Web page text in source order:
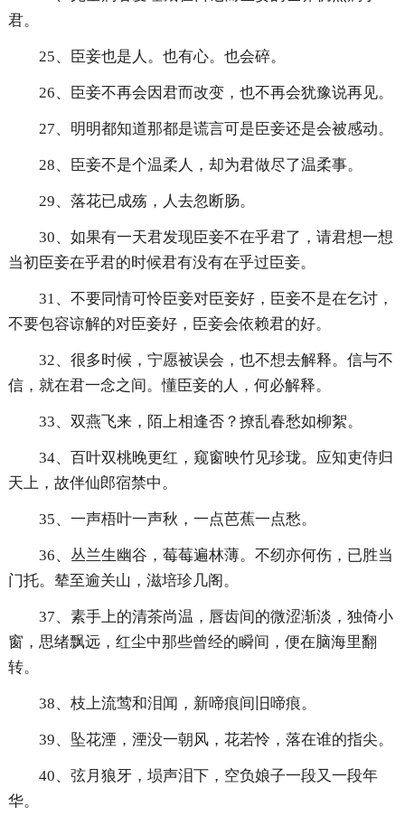
君。
25、臣妾也是人。也有心。也会碎。
26、臣妾不再会因君而改变，也不再会犹豫说再见。
27、明明都知道那都是谎言可是臣妾还是会被感动。
28、臣妾不是个温柔人，却为君做尽了温柔事。
29、落花已成殇，人去忽断肠。
30、如果有一天君发现臣妾不在乎君了，请君想一想
当初臣妾在乎君的时候君有没有在乎过臣妾。
31、不要同情可怜臣妾对臣妾好，臣妾不是在乞讨，
不要包容谅解的对臣妾好，臣妾会依赖君的好。
32、很多时候，宁愿被误会，也不想去解释。信与不
信，就在君一念之间。懂臣妾的人，何必解释。
33、双燕飞来，陌上相逢否？撩乱春愁如柳絮。
34、百叶双桃晚更红，窥窗映竹见珍珑。应知吏侍归
天上，故伴仙郎宿禁中。
35、一声梧叶一声秋，一点芭蕉一点愁。
36、丛兰生幽谷，莓莓遍林薄。不纫亦何伤，已胜当
门托。辇至逾关山，滋培珍几阁。
37、素手上的清茶尚温，唇齿间的微涩渐淡，独倚小
窗，思绪飘远，红尘中那些曾经的瞬间，便在脑海里翻
转。
38、枝上流莺和泪闻，新啼痕间旧啼痕。
39、坠花湮，湮没一朝风，花若怜，落在谁的指尖。
40、弦月狼牙，埙声泪下，空负娘子一段又一段年
华。